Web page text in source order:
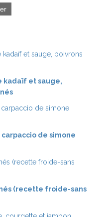
kadaïf et sauge,
de simone
(recette froide-sans